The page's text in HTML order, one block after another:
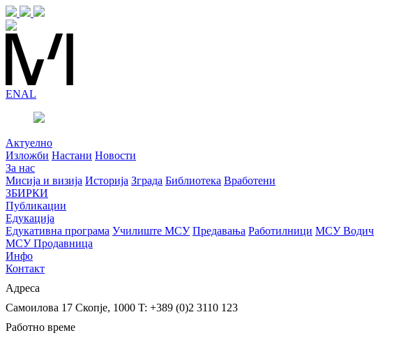
ENAL
Актуелно
Изложби Настани Новости
За нас
Мисија и визија Историја Зграда Библиотека Вработени
ЗБИРКИ
Публикации
Едукација
Едукативна програма Училиште МСУ Предавања Работилници МСУ Водич
МСУ Продавница
Инфо
Контакт
Адреса
Самоилова 17 Скопје, 1000 T: +389 (0)2 3110 123
Работно време